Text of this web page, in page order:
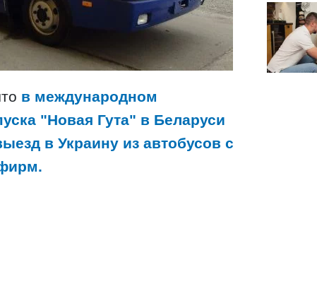
в международном
"Новая Гута" в Беларуси
в Украину из автобусов с